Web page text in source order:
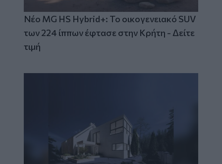
Νέο MG HS Hybrid+: Το οικογενειακό SUV
των 224 ίππων έφτασε στην Κρήτη - Δείτε
τιμή